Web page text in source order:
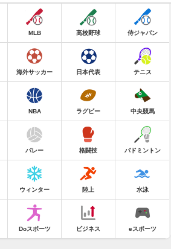
MLB 高校野球 侍ジャパン
海外サッカー 日本代表 テニス
NBA ラグビー 中央競馬
バレー 格闘技 バドミントン
ウィンター 陸上 水泳
Doスポーツ ビジネス eスポーツ